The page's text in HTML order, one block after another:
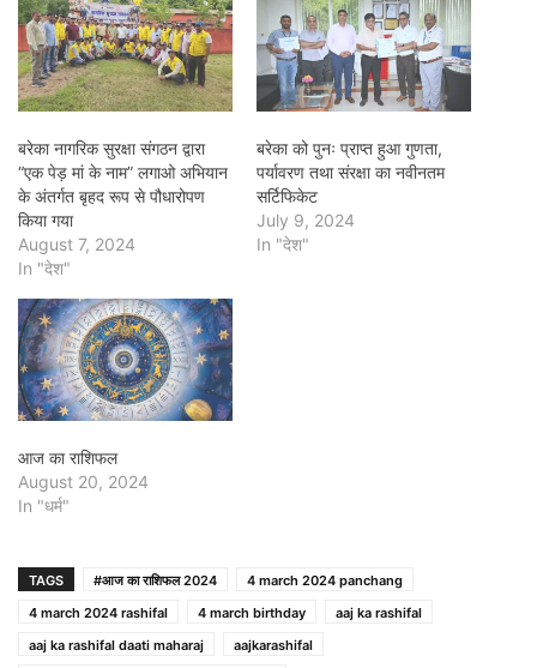
बरेका नागरिक सुरक्षा संगठन द्वारा
“एक पेड़ मां के नाम” लगाओ अभियान
के अंतर्गत बृहद रूप से पौधारोपण
किया गया
August 7, 2024
In "देश"
बरेका को पुनः प्राप्त हुआ गुणता,
पर्यावरण तथा संरक्षा का नवीनतम
सर्टिफिकेट
July 9, 2024
In "देश"
आज का राशिफल
August 20, 2024
In "धर्म"
TAGS #आज का राशिफल 2024
4 march 2024 panchang
4 march 2024 rashifal
4 march birthday
aaj ka rashifal
aaj ka rashifal daati maharaj
aajkarashifal